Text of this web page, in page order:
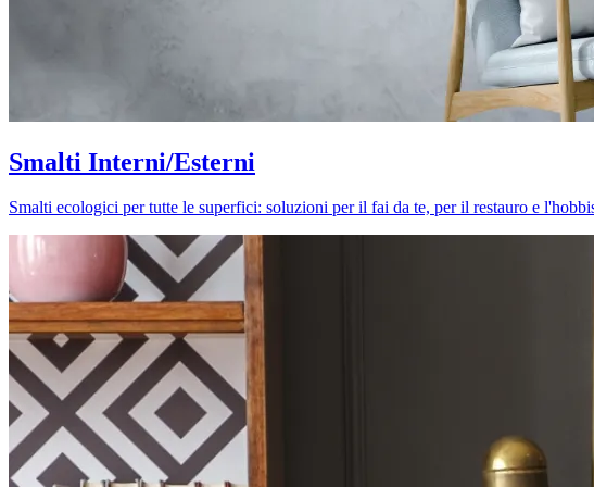
Smalti Interni/Esterni
Smalti ecologici per tutte le superfici: soluzioni per il fai da te, per il restauro e